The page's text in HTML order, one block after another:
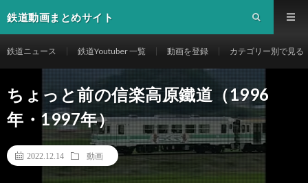
鉄道動画まとめサイト
鉄道ニュース 鉄道Youtuber 一覧 動画を登録 カテゴリー別で見る
ちょっと前の信楽高原鐵道（1996
年・1997年）
2022.12.14 動画